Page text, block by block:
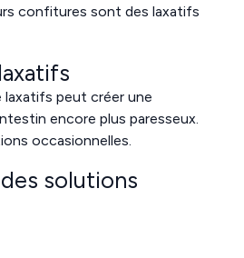
confitures sont des laxatifs
laxatifs peut créer une
encore plus paresseux.
occasionnelles.
solutions